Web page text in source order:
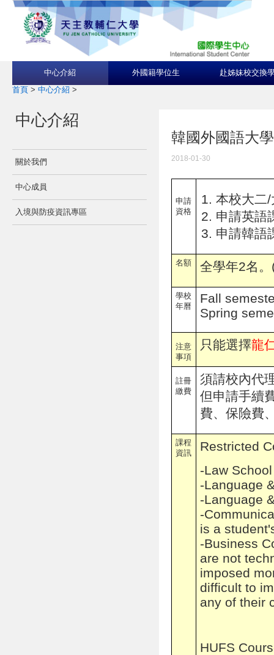
中心介紹 外國籍學位生 赴姊妹校交換
首頁 > 中心介紹 >
中心介紹
關於我們
中心成員
入境與防疫資訊專區
韓國外國語大
2018-01-30
申請
資格
本校大二
申請英語
申請韓語
名額 全學年2名
學校
年曆
Fall
Spring
注意
事項
只能選擇龍
註冊
繳費
須請校內代
但申請手續
費、保險費
課程
資訊
Restricted
-Law School
-Language
-Language
-
is a
-Business
are not
imposed
difficult to
any of their
HUFS